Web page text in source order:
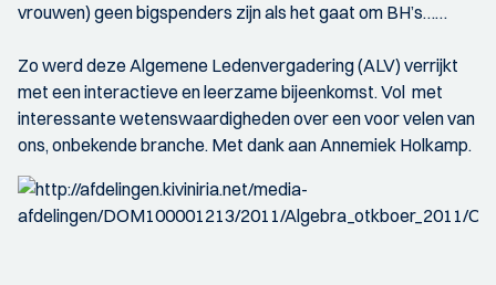
vrouwen) geen bigspenders zijn als het gaat om BH’s……
Zo werd deze Algemene Ledenvergadering (ALV) verrijkt
met een interactieve en leerzame bijeenkomst. Vol met
interessante wetenswaardigheden over een voor velen van
ons, onbekende branche. Met dank aan Annemiek Holkamp.